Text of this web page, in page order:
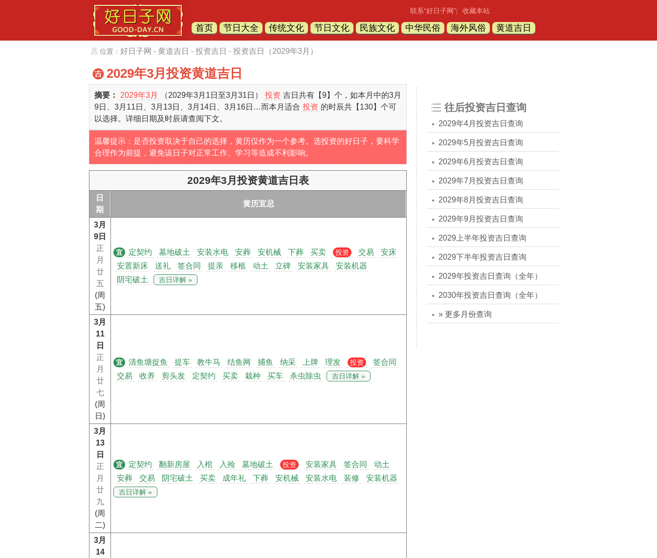
联系“好日子网” 收藏本站
首页 节日大全 传统文化 节日文化 民族文化 中华民俗 海外风俗 黄道吉日
位置： 好日子网 > 黄道吉日 > 投资吉日 > 投资吉日（2029年3月）
2029年3月投资黄道吉日
摘要： 2029年3月 （2029年3月1日至3月31日） 投资 吉日共有【9】个，如本月中的3月
9日、3月11日、3月13日、3月14日、3月16日…而本月适合 投资 的时辰共【130】个可
以选择。详细日期及时辰请查阅下文。
温馨提示：是否投资取决于自己的选择，黄历仅作为一个参考。选投资的好日子，要科学
合理作为前提，避免该日子对正常工作、学习等造成不利影响。
2029年3月投资黄道吉日表
日
期
黄历宜忌
3月
9日
正
月
廿
五
(周
五)
宜 定契约 墓地破土 安装水电 安葬 安机械 下葬 买卖 投资 交易
安床
安置新床
送礼 签合同 提亲 移柩 动土 立碑 安装家具
安装机器
阴宅破土
吉日详解 »
3月
11
日
正
月
廿
七
(周
日)
宜 清鱼塘捉鱼 提车 教牛马 结鱼网 捕鱼 纳采 上牌 理发 投资
签合同
交易
收养 剪头发 定契约 买卖 栽种 买车 杀虫除虫 吉日详解 »
3月
13
日
正
月
廿
九
(周
二)
宜 定契约 翻新房屋 入棺 入殓 墓地破土 投资 安装家具 签合同
动土
安葬
交易 阴宅破土 买卖 成年礼 下葬 安机械 安装水电 装修 安装机器
吉日详解 »
3月
14
往后投资吉日查询
2029年4月投资吉日查询
2029年5月投资吉日查询
2029年6月投资吉日查询
2029年7月投资吉日查询
2029年8月投资吉日查询
2029年9月投资吉日查询
2029上半年投资吉日查询
2029下半年投资吉日查询
2029年投资吉日查询（全年）
2030年投资吉日查询（全年）
» 更多月份查询